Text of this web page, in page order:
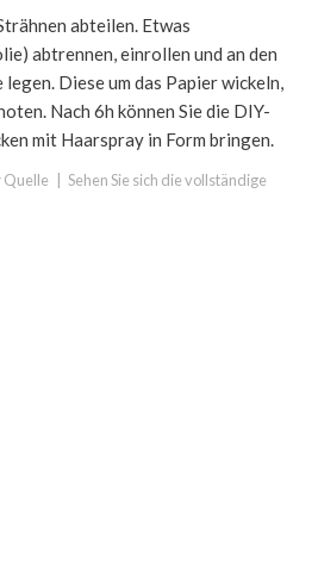
abteilen. Etwas
abtrennen, einrollen und an den
Diese um das Papier wickeln,
Nach 6h können Sie die DIY-
mit Haarspray in Form bringen.
Quelle Sehen Sie sich die vollständige